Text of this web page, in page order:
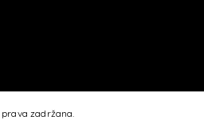
zadržana.